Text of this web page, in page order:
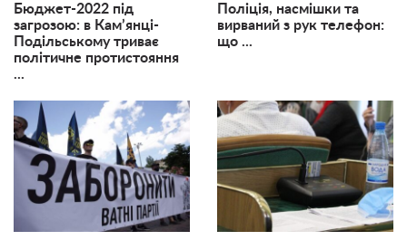
Бюджет-2022 під
загрозою: в Кам’янці-
Подільському триває
політичне протистояння
...
Поліція, насмішки та
вирваний з рук телефон:
що ...